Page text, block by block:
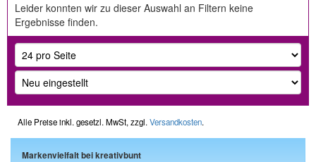
Leider konnten wir zu dieser Auswahl an Filtern keine
Ergebnisse finden.
Alle Preise inkl. gesetzl. MwSt, zzgl. Versandkosten.
Markenvielfalt bei kreativbunt